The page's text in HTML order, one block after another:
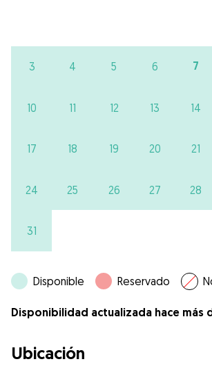
3 4 5 6 7
10 11 12 13 14
17 18 19 20 21
24 25 26 27 28
31
Disponible Reservado
Disponibilidad actualizada hace más
Ubicación